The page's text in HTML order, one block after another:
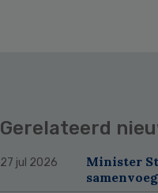
Gerelateerd
27 jul 2026
Minister